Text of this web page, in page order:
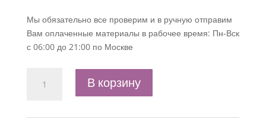
Мы обязательно все проверим и в ручную отправим
Вам оплаченные материалы в рабочее время: Пн-Вск
с 06:00 до 21:00 по Москве
товара
план
В корзину